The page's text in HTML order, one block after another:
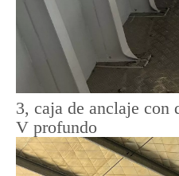
3, caja de anclaje con
V profundo